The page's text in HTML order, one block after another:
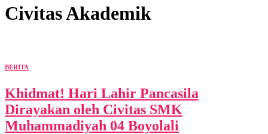
Civitas Akademik
BERITA
Khidmat! Hari Lahir Pancasila
Dirayakan oleh Civitas SMK
Muhammadiyah 04 Boyolali